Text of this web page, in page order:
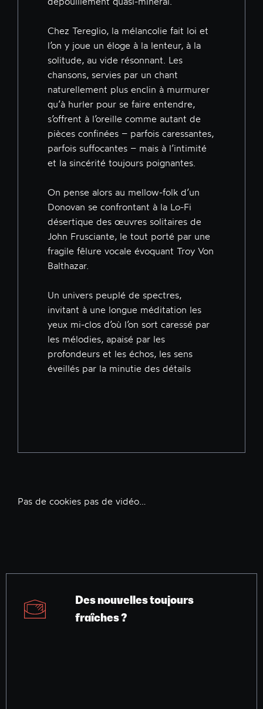
Chez Tereglio, la mélancolie fait loi et
l’on y joue un éloge à la lenteur, à la
solitude, au vide résonnant. Les
chansons, servies par un chant
naturellement plus enclin à murmurer
qu’à hurler pour se faire entendre,
s’offrent à l’oreille comme autant de
pièces confinées – parfois caressantes,
parfois suffocantes – mais à l’intimité
et la sincérité toujours poignantes.
On pense alors au mellow-folk d’un
Donovan se confrontant à la Lo-Fi
désertique des œuvres solitaires de
John Frusciante, le tout porté par une
fragile fêlure vocale évoquant Troy Von
Balthazar.
Un univers peuplé de spectres,
invitant à une longue méditation les
yeux mi-clos d’où l’on sort caressé par
les mélodies, apaisé par les
profondeurs et les échos, les sens
éveillés par la minutie des détails
Pas de cookies pas de vidéo…
Des nouvelles toujours
fraîches ?